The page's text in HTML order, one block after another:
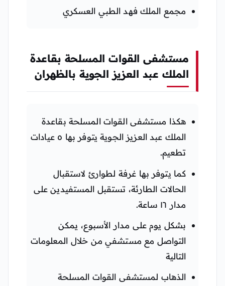
مجمع الملك فهد الطبي العسكري
مستشفى القوات المسلحة بقاعدة
الملك عبد العزيز الجوية بالظهران
هكذا مستشفى القوات المسلحة بقاعدة
الملك عبد العزيز الجوية يتوفر بها ٥ عيادات
تطعيم.
كما يتوفر بها غرفة لطوارئ لاستقبال
الحالات الطارئة، تستقبل المستفيدين على
مدار ١٦ ساعة.
بشكل يوم على مدار الأسبوع، يمكن
التواصل مع مستشفي من خلال المعلومات
التالية
الذهاب لمستشفى القوات المسلحة